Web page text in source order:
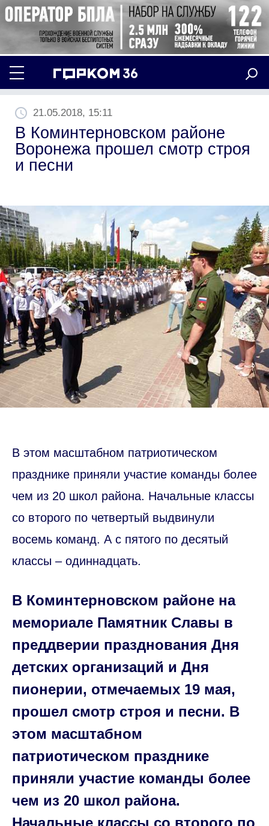
21.05.2018, 15:11
В Коминтерновском районе
Воронежа прошел смотр строя
и песни
В этом масштабном патриотическом
празднике приняли участие команды более
чем из 20 школ района. Начальные классы
со второго по четвертый выдвинули
восемь команд. А с пятого по десятый
классы – одиннадцать.
В Коминтерновском районе на
мемориале Памятник Славы в
преддверии празднования Дня
детских организаций и Дня
пионерии, отмечаемых 19 мая,
прошел смотр строя и песни. В
этом масштабном
патриотическом празднике
приняли участие команды более
чем из 20 школ района.
Начальные классы со второго по